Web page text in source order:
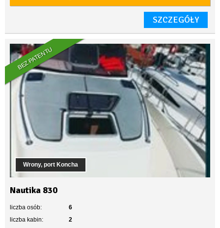
SZCZEGÓŁY
BEZ PATENTU
Wrony, port Koncha
Nautika 830
liczba osób:
6
liczba kabin:
2